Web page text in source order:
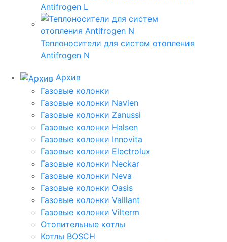
Antifrogen L
Теплоносители для систем отопления
Antifrogen N
Архив
Газовые колонки
Газовые колонки Navien
Газовые колонки Zanussi
Газовые колонки Halsen
Газовые колонки Innovita
Газовые колонки Electrolux
Газовые колонки Neckar
Газовые колонки Neva
Газовые колонки Oasis
Газовые колонки Vaillant
Газовые колонки Vilterm
Отопительные котлы
Котлы BOSCH